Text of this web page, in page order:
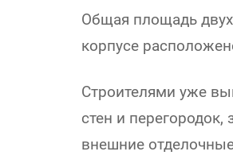
Общая площадь
корпусе
Строителями уже
стен и перегородок,
внешние